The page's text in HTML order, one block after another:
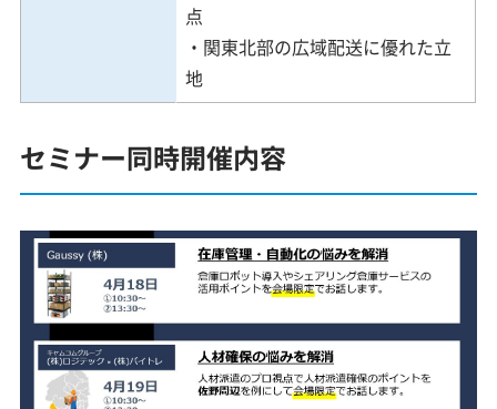
点
・関東北部の広域配送に優れた立
地
セミナー同時開催内容